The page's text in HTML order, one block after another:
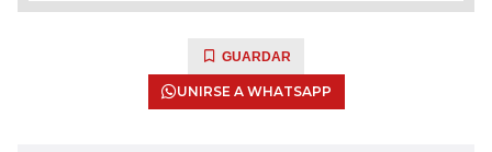
GUARDAR
UNIRSE A WHATSAPP